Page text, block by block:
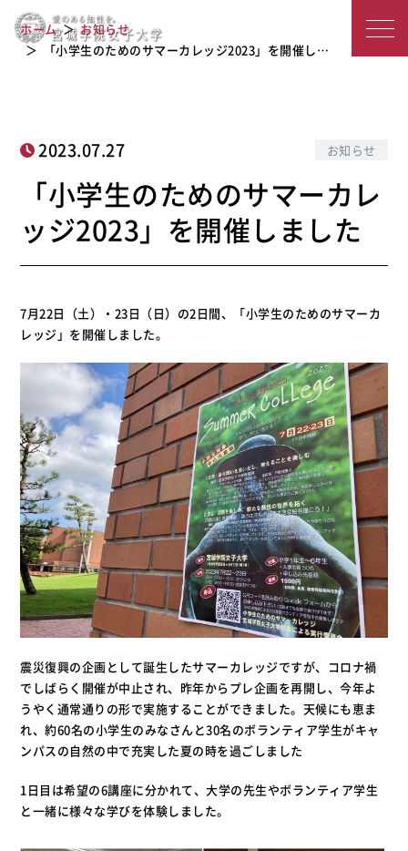
城
子
大
学
「小学生のためのサマーカレッジ202
3」を開催しました
ホーム
お知らせ
「小学生のためのサマーカレッジ2023」を開催し…
2023.07.27 お知らせ
「小学生のためのサマーカレ
ッジ2023」を開催しました
7月22日（土）・23日（日）の2日間、「小学生のためのサマーカ
レッジ」を開催しました。
震災復興の企画として誕生したサマーカレッジですが、コロナ禍
でしばらく開催が中止され、昨年からプレ企画を再開し、今年よ
うやく通常通りの形で実施することができました。天候にも恵ま
れ、約60名の小学生のみなさんと30名のボランティア学生がキャ
ンパスの自然の中で充実した夏の時を過ごしました
1日目は希望の6講座に分かれて、大学の先生やボランティア学生
と一緒に様々な学びを体験しました。